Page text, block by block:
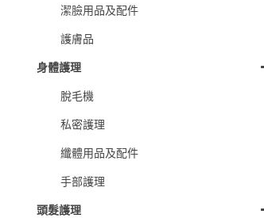
潔臉用品及配件
護膚品
身體護理
脫毛機
私密護理
纖體用品及配件
手部護理
頭髮護理